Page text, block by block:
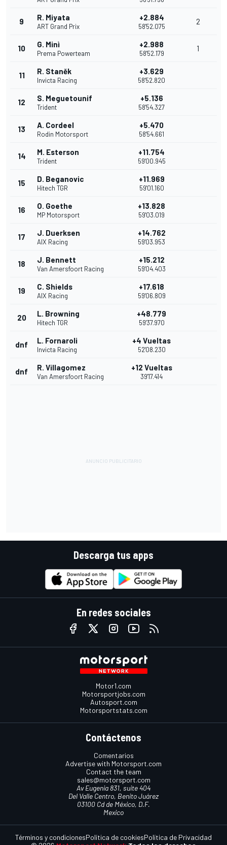
9 R. Miyata
ART Grand Prix
+2.884
58'52.075
2
10 G. Minì
Prema Powerteam
+2.988
58'52.179
1
11 R. Staněk
Invicta Racing
+3.629
58'52.820
12 S. Meguetounif
Trident
+5.136
58'54.327
13 A. Cordeel
Rodin Motorsport
+5.470
58'54.661
14 M. Esterson
Trident
+11.754
59'00.945
15 D. Beganovic
Hitech TGR
+11.969
59'01.160
16 O. Goethe
MP Motorsport
+13.828
59'03.019
17 J. Duerksen
AIX Racing
+14.762
59'03.953
18 J. Bennett
Van Amersfoort Racing
+15.212
59'04.403
19 C. Shields
AIX Racing
+17.618
59'06.809
20 L. Browning
Hitech TGR
+48.779
59'37.970
dnf L. Fornaroli
Invicta Racing
+4 Vueltas
52'08.230
dnf R. Villagomez
Van Amersfoort Racing
+12 Vueltas
39'17.414
Descarga tus apps
En redes sociales
Motor1.com
Motorsportjobs.com
Autosport.com
Motorsportstats.com
Contáctenos
Comentarios
Advertise with Motorsport.com
Contact the team
sales@motorsport.com
Av Eugenia 831, suite 404
Del Valle Centro, Benito Juárez
03100 Cd de México, D.F.
Mexico
Términos y condicionesPolítica de cookiesPolítica de Privacidad